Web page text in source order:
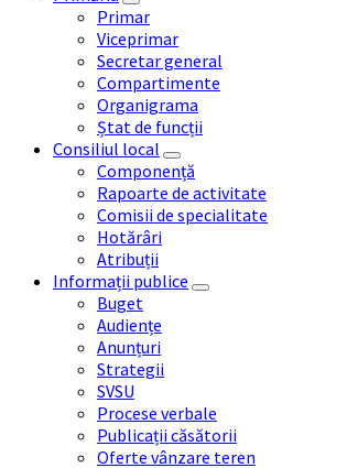
Primar
Viceprimar
Secretar general
Compartimente
Organigrama
Ștat de funcții
Consiliul local
Componență
Rapoarte de activitate
Comisii de specialitate
Hotărâri
Atribuții
Informații publice
Buget
Audiențe
Anunțuri
Strategii
SVSU
Procese verbale
Publicații căsătorii
Oferte vânzare teren